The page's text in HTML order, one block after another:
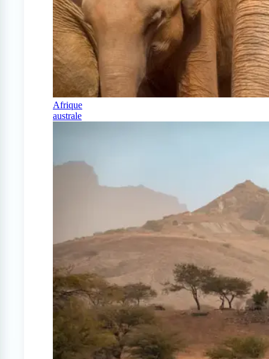
Afrique
australe